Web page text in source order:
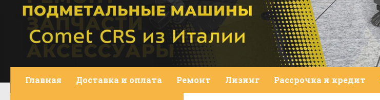
Главная Доставка и оплата Ремонт Лизинг Рассрочка и кредит